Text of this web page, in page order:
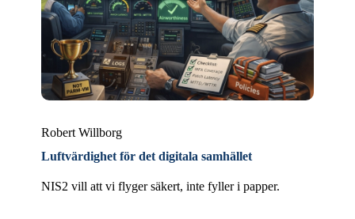
Robert Willborg
Luftvärdighet för det digitala samhället
NIS2 vill att vi flyger säkert, inte fyller i papper.